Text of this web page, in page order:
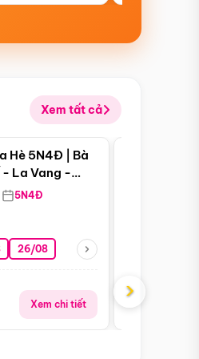
Xem tất cả
12/09
Điểm nổi bật
Hè 5N4Đ | Bà
- La Vang -
5N4Đ
26/08
Xem chi tiết
Giá từ:
›